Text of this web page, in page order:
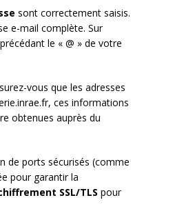
sont correctement saisis.
e-mail complète. Sur
le « @ » de votre
vous que les adresses
ces informations
obtenues auprès du
de ports sécurisés (comme
pour garantir la
SSL/TLS pour